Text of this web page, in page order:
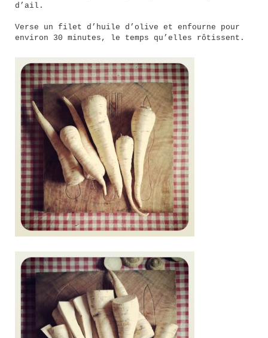
d’ail.
Verse un filet d’huile d’olive et enfourne pour
environ 30 minutes, le temps qu’elles rôtissent.